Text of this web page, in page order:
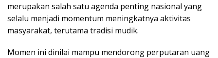
merupakan salah satu agenda penting nasional yang
selalu menjadi momentum meningkatnya aktivitas
masyarakat, terutama tradisi mudik.
Momen ini dinilai mampu mendorong perputaran uang